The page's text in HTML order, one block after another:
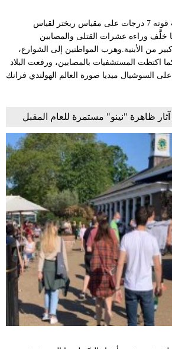
ضرب زلزال شديد بلغت قوته 7 درجات على مقياس ريختر لقياس
خلَّف وراءه عشرات القتلى والمصابين
من الأبنية.وهرب المواطنين إلى الشوارع،
اكتظت المستشفيات بالمصابين، ورفعت البلاد
السوشيال ميديا صورة العالم الهولندي فرانك
ظاهرة "نينو" مستمرة للعام المقبل